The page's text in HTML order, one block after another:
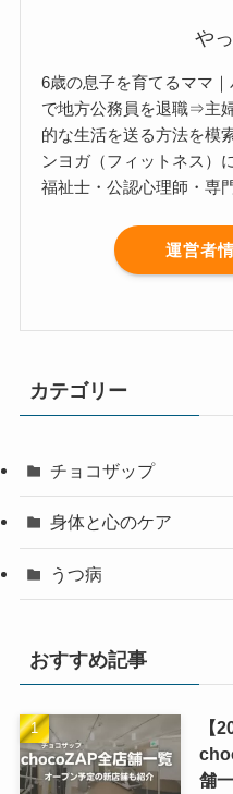
や
6歳の息子を育てるママ
で地方公務員を退職⇒主
的な生活を送る方法を模
ンヨガ（フィットネス）
福祉士・公認心理師・専
運営者
カテゴリー
チョコザップ
身体と心のケア
うつ病
おすすめ記事
【
舗